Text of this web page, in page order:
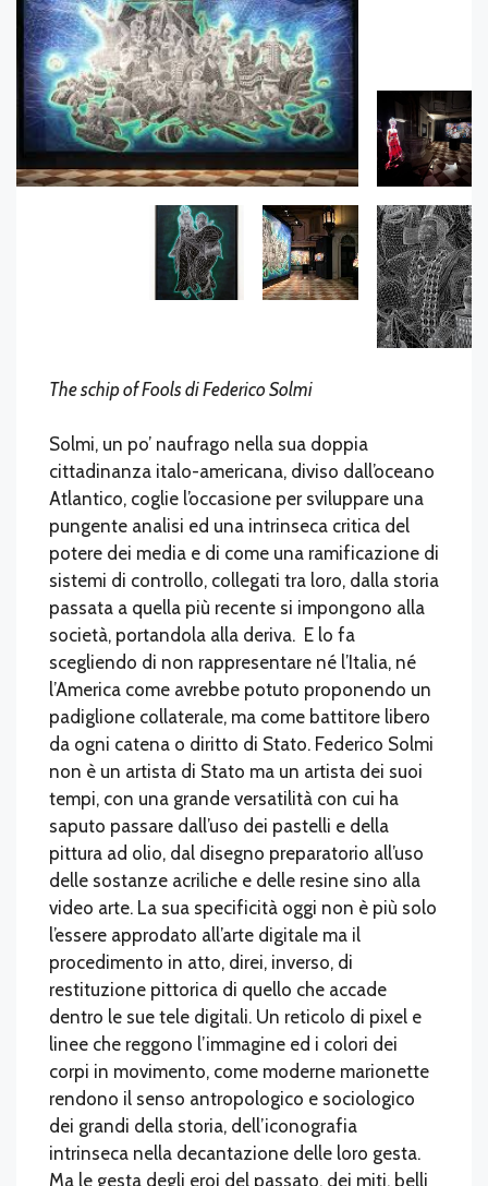
The schip of Fools di Federico Solmi
Solmi, un po’ naufrago nella sua doppia
cittadinanza italo-americana, diviso dall’oceano
Atlantico, coglie l’occasione per sviluppare una
pungente analisi ed una intrinseca critica del
potere dei media e di come una ramificazione di
sistemi di controllo, collegati tra loro, dalla storia
passata a quella più recente si impongono alla
società, portandola alla deriva. E lo fa
scegliendo di non rappresentare né l’Italia, né
l’America come avrebbe potuto proponendo un
padiglione collaterale, ma come battitore libero
da ogni catena o diritto di Stato. Federico Solmi
non è un artista di Stato ma un artista dei suoi
tempi, con una grande versatilità con cui ha
saputo passare dall’uso dei pastelli e della
pittura ad olio, dal disegno preparatorio all’uso
delle sostanze acriliche e delle resine sino alla
video arte. La sua specificità oggi non è più solo
l’essere approdato all’arte digitale ma il
procedimento in atto, direi, inverso, di
restituzione pittorica di quello che accade
dentro le sue tele digitali. Un reticolo di pixel e
linee che reggono l’immagine ed i colori dei
corpi in movimento, come moderne marionette
rendono il senso antropologico e sociologico
dei grandi della storia, dell’iconografia
intrinseca nella decantazione delle loro gesta.
Ma le gesta degli eroi del passato, dei miti, belli